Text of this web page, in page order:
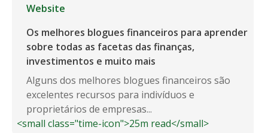
Website
Os melhores blogues financeiros para aprender
sobre todas as facetas das finanças,
investimentos e muito mais
Alguns dos melhores blogues financeiros são
excelentes recursos para indivíduos e
proprietários de empresas...
<small class="time-icon">25m read</small>